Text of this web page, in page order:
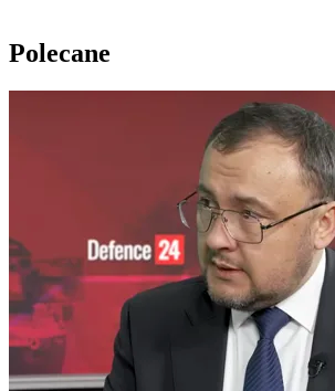
Polecane